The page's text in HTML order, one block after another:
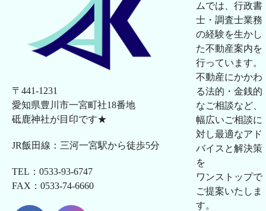
〒441-1231
愛知県豊川市一宮町社18番地
砥鹿神社が目印です★
JR飯田線：三河一宮駅から徒歩5分
TEL：0533-93-6747
FAX：0533-74-6660
ムでは、行政書
士・調査士業務
の経験を生かし
た不動産案内を
行っています。
不動産にかかわ
る法的・金銭的
なご相談など、
幅広いご相談に
対し最適なアド
バイスと解決策
を
ワンストップで
ご提案いたしま
す。